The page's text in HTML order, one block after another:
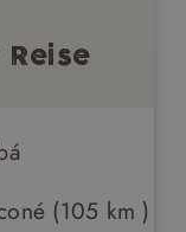
(105 km )